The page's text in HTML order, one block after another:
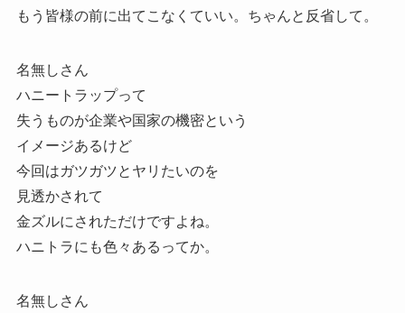
もう皆様の前に出てこなくていい。ちゃんと反省して。
名無しさん
ハニートラップって
失うものが企業や国家の機密という
イメージあるけど
今回はガツガツとヤリたいのを
見透かされて
金ズルにされただけですよね。
ハニトラにも色々あるってか。
名無しさん